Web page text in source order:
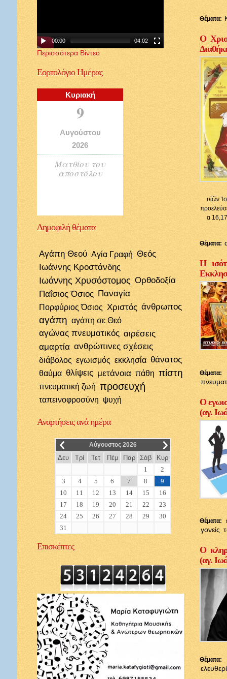
00:00 04:02
Περισσότερα Βίντεο
ΕορτολόγιοΗμέρας
Κυριακή
9
Αυγούστου
2026
Ματθίου του
αποστόλου
Δημοφιλήθέματα
Αγάπη Θεού Αγία Γραφή Θεός
Ιωάννης Κροστάνδης
Ιωάννης Χρυσόστομος Ορθοδοξία
Παΐσιος Όσιος Παναγία
Πορφύριος Όσιος Χριστός άνθρωπος
αγάπη αγάπη σε Θεό
αγώνας πνευματικός αιρέσεις
αμαρτία ανθρώπινες σχέσεις
διάβολος εγωισμός εκκλησία θάνατος
θαύμα θλίψεις μετάνοια πάθη πίστη
πνευματική ζωή προσευχή
ταπεινοφροσύνη ψυχή
Αναρτήσειςανά ημέρα
__ Αύγουστος 2026 __
Δευ Τρί Τετ Πέμ Παρ Σάβ
Κυρ
1
2
3
4 5 6 7 8
9
10
11 12 13 14 15
16
17
18 19 20 21 22
23
24
25 26 27 28 29
30
31
Επισκέπτες
Θέματα:
Ο
υἱῶν
α 16,17
Θέματα:
Η
Θέματα:
Ο
(αγ.
Θέματα:
γονείς
Ο
(αγ.
Θέματα: